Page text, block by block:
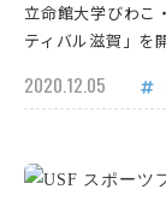
立命館大学びわこ
ティバル滋賀」を
2020.12.05